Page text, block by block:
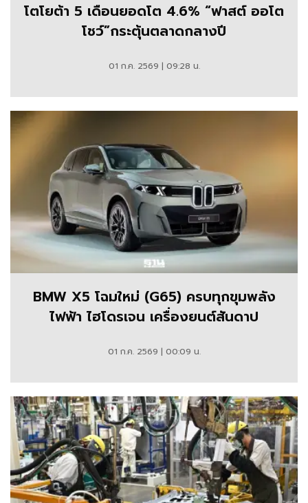
โตโยต้า 5 เดือนยอดโต 4.6% “ฟาสต์ ออโต
โชว์”กระตุ้นตลาดกลางปี
01 ก.ค. 2569 | 09:28 น.
BMW X5 โฉมใหม่ (G65) ครบทุกขุมพลัง
ไฟฟ้า ไฮโดรเจน เครื่องยนต์สันดาป
01 ก.ค. 2569 | 00:09 น.